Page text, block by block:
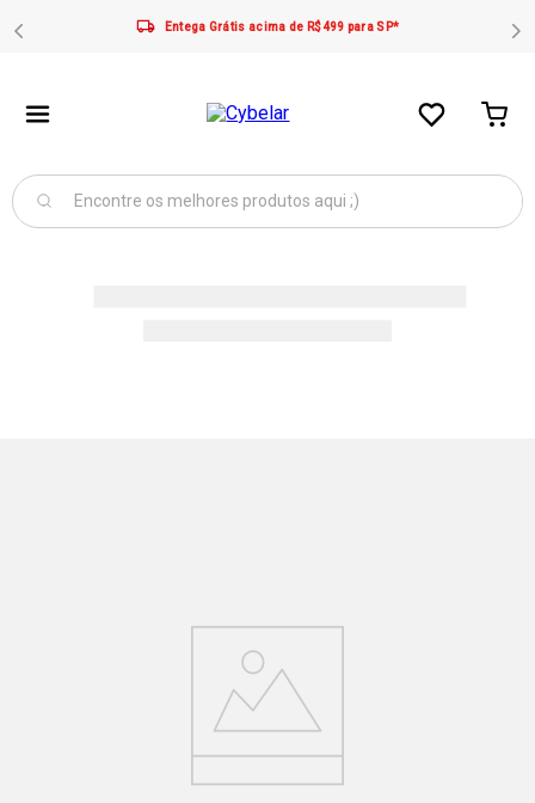
Entega Grátis acima de R$499 para SP*